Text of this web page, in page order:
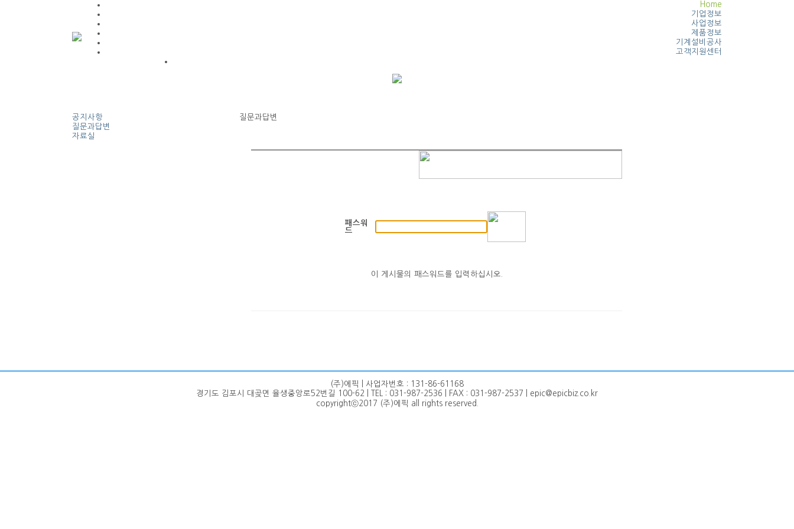
Home
기업정보
사업정보
제품정보
기계설비공사
고객지원센터
공지사항
질문과답변
자료실
질문과답변
패스워
드
이 게시물의 패스워드를 입력하십시오.
(주)에픽 | 사업자번호 : 131-86-61168
경기도 김포시 대곶면 율생중앙로52번길 100-62 | TEL : 031-987-2536 | FAX : 031-987-2537 | epic@epicbiz.co.kr
copyrightⓒ2017 (주)에픽 all rights reserved.